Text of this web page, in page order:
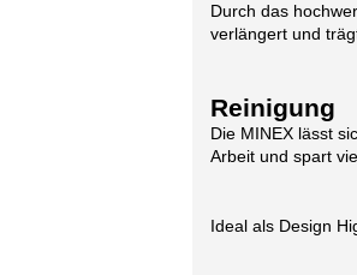
Durch das
verlängert und
Reinigung
Die MINEX lässt
Arbeit und spart
Ideal als Design